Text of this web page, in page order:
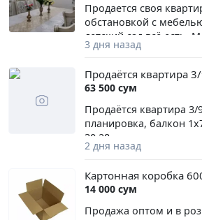
Продается своя
обстановкой с
детский сад всё есть.
3 дня назад
Продаётся квартира
63 500 сум
Продаётся квартира 3/9/
планировка, балкон 1х7, общая площадь 72м², без ремонта. Линия метро Юнусабад. Цена 63500 тел 97 710
30 28
2 дня назад
Картонная коробка
14 000 сум
Продажа оптом и в